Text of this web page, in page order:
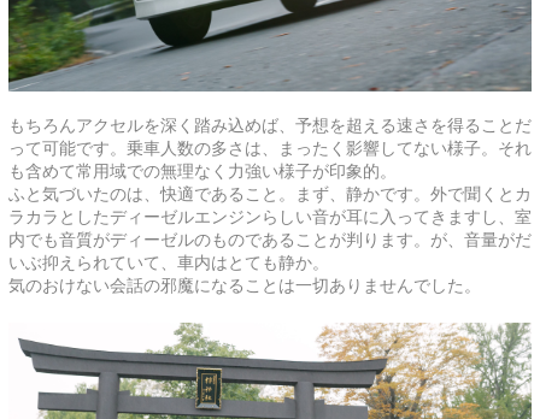
もちろんアクセルを深く踏み込めば、予想を超える速さを得ることだ
って可能です。乗車人数の多さは、まったく影響してない様子。それ
も含めて常用域での無理なく力強い様子が印象的。
ふと気づいたのは、快適であること。まず、静かです。外で聞くとカ
ラカラとしたディーゼルエンジンらしい音が耳に入ってきますし、室
内でも音質がディーゼルのものであることが判ります。が、音量がだ
いぶ抑えられていて、車内はとても静か。
気のおけない会話の邪魔になることは一切ありませんでした。